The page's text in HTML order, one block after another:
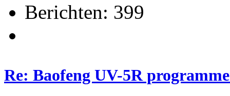
Berichten: 399
Re: Baofeng UV-5R